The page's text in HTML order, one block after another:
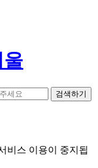
울
검색하기
비스 이용이 중지됩